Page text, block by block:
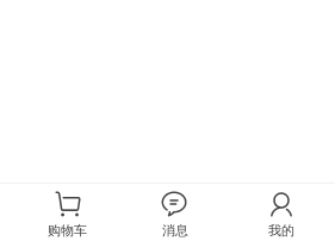
购物车 消息 我的